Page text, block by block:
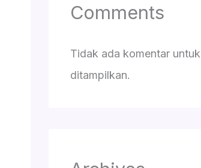
Comments
Tidak ada komentar untuk
ditampilkan.